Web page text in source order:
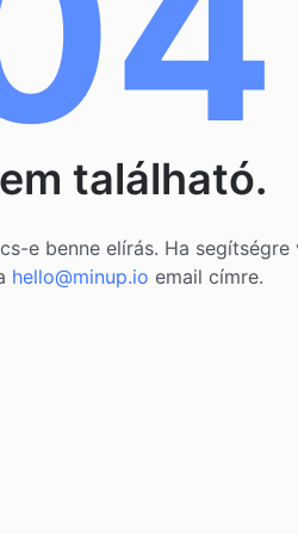
található.
e benne elírás. Ha segítségre
hello@minup.io email címre.